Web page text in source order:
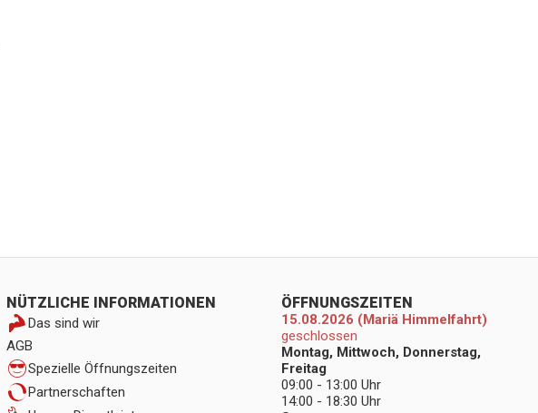
NÜTZLICHE INFORMATIONEN
Das sind wir
AGB
Spezielle Öffnungszeiten
Partnerschaften
ÖFFNUNGSZEITEN
15.08.2026 (Mariä Himmelfahrt)
geschlossen
Montag, Mittwoch, Donnerstag,
Freitag
09:00 - 13:00 Uhr
14:00 - 18:30 Uhr